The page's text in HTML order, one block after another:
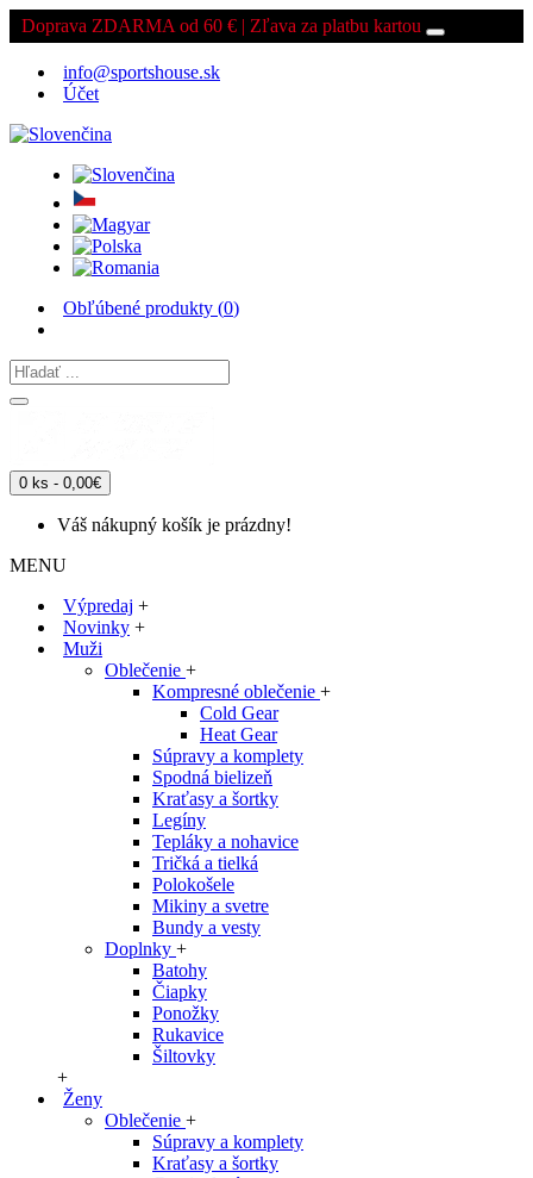
Doprava ZDARMA od 60 € | Zľava za platbu kartou
info@sportshouse.sk
Účet
Obľúbené produkty (0)
0 ks - 0,00€
Váš nákupný košík je prázdny!
MENU
Výpredaj +
Novinky +
Muži
Oblečenie +
Kompresné oblečenie +
Cold Gear
Heat Gear
Súpravy a komplety
Spodná bielizeň
Kraťasy a šortky
Legíny
Tepláky a nohavice
Tričká a tielká
Polokošele
Mikiny a svetre
Bundy a vesty
Doplnky +
Batohy
Čiapky
Ponožky
Rukavice
Šiltovky
+
Ženy
Oblečenie +
Súpravy a komplety
Kraťasy a šortky